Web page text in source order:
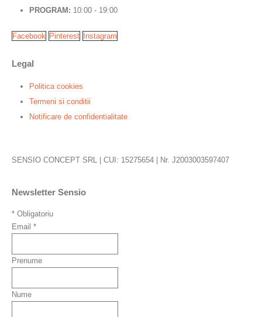
PROGRAM: 10:00 - 19:00
Facebook Pinterest Instagram
Legal
Politica cookies
Termeni si conditii
Notificare de confidentialitate
SENSIO CONCEPT SRL | CUI: 15275654 | Nr. J2003003597407
Newsletter Sensio
* Obligatoriu
Email *
Prenume
Nume